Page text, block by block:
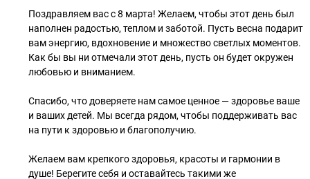
Поздравляем вас с 8 марта! Желаем, чтобы этот день был
наполнен радостью, теплом и заботой. Пусть весна подарит
вам энергию, вдохновение и множество светлых моментов.
Как бы вы ни отмечали этот день, пусть он будет окружен
любовью и вниманием.
Спасибо, что доверяете нам самое ценное — здоровье ваше
и ваших детей. Мы всегда рядом, чтобы поддерживать вас
на пути к здоровью и благополучию.
Желаем вам крепкого здоровья, красоты и гармонии в
душе! Берегите себя и оставайтесь такими же